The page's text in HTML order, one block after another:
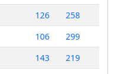
126
258
106
299
143 219